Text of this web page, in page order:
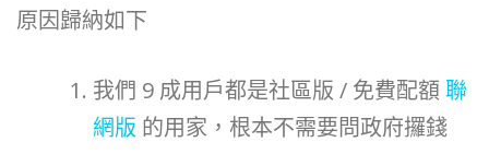
原因歸納如下
我們 9 成用戶都是社區版 / 免費配額 聯
網版 的用家，根本不需要問政府攞錢